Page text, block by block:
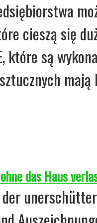
cieszą się
które są
mają
das Haus
der